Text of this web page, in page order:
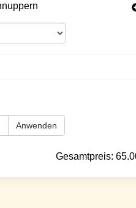
Anwenden
Gesamtpreis: